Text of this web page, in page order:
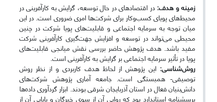
زمینه و هدف: در اقتصادهای در حال توسعه، گرایش به کارآفرینی در
محیط‌های پویای کسب‌وکار برای شرکت‌ها امری ضروری است. در این
میان توجه به سرمایه اجتماعی و قابلیت‌های پویا شرکت در چنین
محیطی می‌تواند در توسعه و افزایش جهت‌گیری کارآفرینی شرکت
مفید باشد. هدف پژوهش حاضر بررسی نقش میانجی قابلیت‌های
پویا در تأثیر سرمایه اجتماعی بر گرایش به کارآفرینی است.
روش‌شناسی: این پژوهش از لحاظ هدف کاربردی و از نظر روش
توصیفی- همبستگی است. جامعه آماری پژوهش شرکت‌های
دانش‌بنیان فعال در استان آذربایجان شرقی بودند. ابزار گردآوری داده‌ها
پرسشنامه استاندارد بود که روایی آن از سوی خبرگان و پایایی آن از